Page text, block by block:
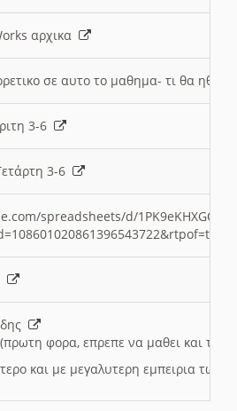
αρχικα
σε αυτο το μαθημα- τι θα
3-6
3-6
spreadsheets/d/
φορα, επρεπε να μαθει και το
και με μεγαλυτερη εμπειρια